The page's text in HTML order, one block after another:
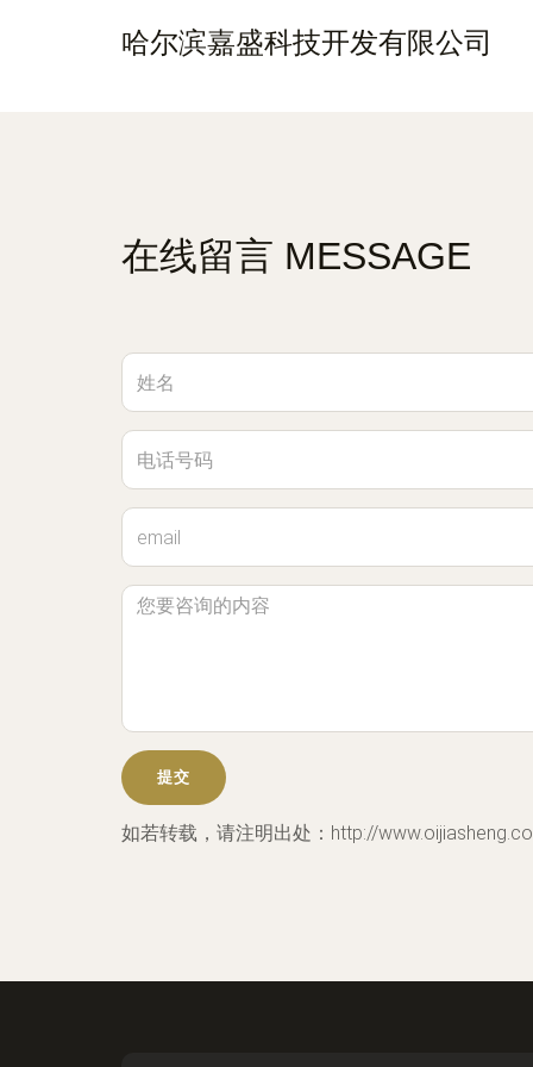
哈尔滨嘉盛科技开发有限公司
在线留言 MESSAGE
如若转载，请注明出处：http://